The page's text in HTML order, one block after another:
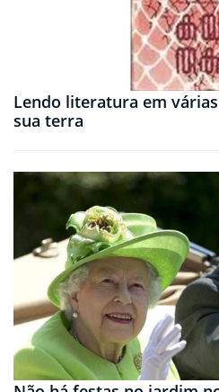
Lendo literatura em
sua terra